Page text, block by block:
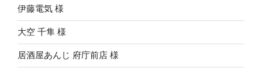
伊藤電気 様
大空 千隼 様
居酒屋あんじ 府庁前店 様